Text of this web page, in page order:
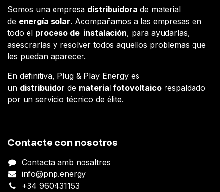
Somos una empresa distribuidora de material
de energía solar. Acompañamos a las empresas en
todo el proceso de instalación, para ayudarlas,
asesorarlas y resolver todos aquellos problemas que
les puedan aparecer.
En definitiva, Plug & Play Energy es
un distribuidor de material fotovoltaico respaldado
por un servicio técnico de élite.
Contacte con nosotros
Contacta amb nosaltres
info@pnp.energy
+34 960431153